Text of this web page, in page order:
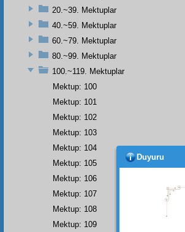
20.~39. Mektuplar
40.~59. Mektuplar
60.~79. Mektuplar
80.~99. Mektuplar
100.~119. Mektuplar
Mektup: 100
Mektup: 101
Mektup: 102
Mektup: 103
Mektup: 104
Mektup: 105
Mektup: 106
Mektup: 107
Mektup: 108
Mektup: 109
Duyuru